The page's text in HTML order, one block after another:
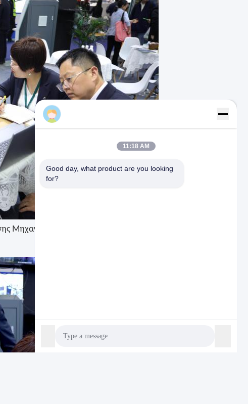
Μηχανών Συσκευών Λάιι)
11:18 AM
Good day, what product are you looking
for?